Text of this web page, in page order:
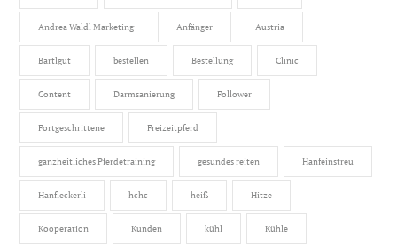
Andrea Waldl Marketing Anfänger Austria
Bartlgut bestellen Bestellung Clinic
Content Darmsanierung Follower
Fortgeschrittene Freizeitpferd
ganzheitliches Pferdetraining gesundes reiten Hanfeinstreu
Hanfleckerli hchc heiß Hitze
Kooperation Kunden kühl Kühle